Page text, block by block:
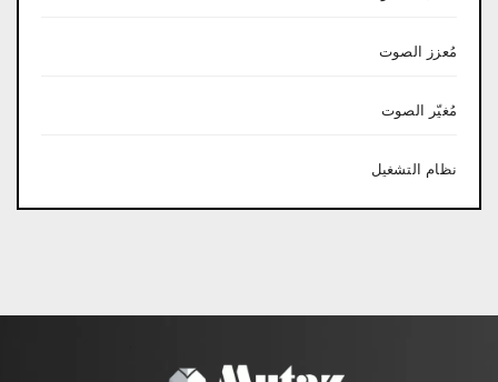
مُعزز الصوت
مُغيّر الصوت
نظام التشغيل